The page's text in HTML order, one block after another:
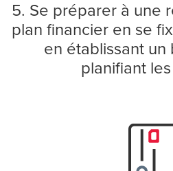
5. Se préparer à une
plan financier en se
en établissant
planifiant